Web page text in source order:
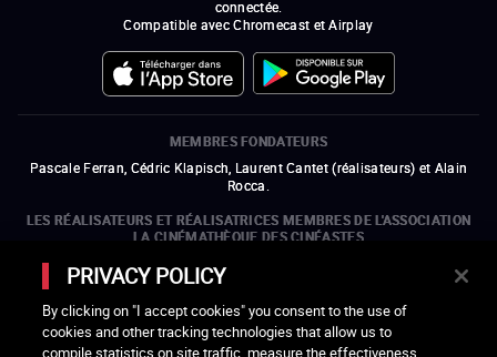
connectée.
Compatible avec Chromecast et Airplay
MEMBRES FONDATEURS
Pascale Ferran, Cédric Klapisch, Laurent Cantet (réalisateurs) et Alain
Rocca.
LES RÉALISATEURS ET RÉALISATRICES MEMBRES DE L'ASSOCIATION
LA CINÉMATHÈQUE DES CINÉASTES
Olivier Assayas, Bertrand Bonello, Michel Hazanavicius (représentant de
l'ARP), Rebecca Zlotowski et Mikael Buch (représentant de la SRF)
LES ORGANISMES MEMBRES DE L'ASSOCIATION LA CINÉMATHÈQUE
DES CINÉASTES
PRIVACY POLICY
By clicking on "I accept cookies" you consent to the use of
cookies and other tracking technologies that allow us to
compile statistics on site traffic, measure the effectiveness